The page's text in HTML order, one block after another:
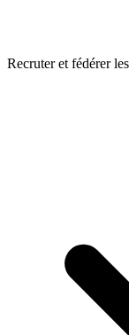
Recruter et fédérer